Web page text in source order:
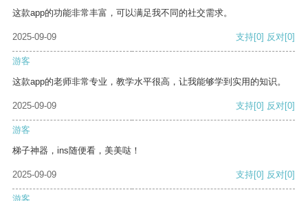
这款app的功能非常丰富，可以满足我不同的社交需求。
2025-09-09 支持[0] 反对[0]
游客
这款app的老师非常专业，教学水平很高，让我能够学到实用的知识。
2025-09-09 支持[0] 反对[0]
游客
梯子神器，ins随便看，美美哒！
2025-09-09 支持[0] 反对[0]
游客